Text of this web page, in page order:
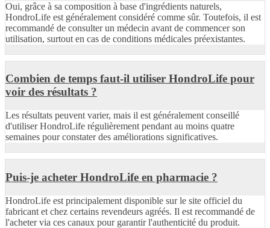
Oui, grâce à sa composition à base d'ingrédients naturels,
HondroLife est généralement considéré comme sûr. Toutefois, il est
recommandé de consulter un médecin avant de commencer son
utilisation, surtout en cas de conditions médicales préexistantes.
Combien de temps faut-il utiliser HondroLife pour
voir des résultats ?
Les résultats peuvent varier, mais il est généralement conseillé
d'utiliser HondroLife régulièrement pendant au moins quatre
semaines pour constater des améliorations significatives.
Puis-je acheter HondroLife en pharmacie ?
HondroLife est principalement disponible sur le site officiel du
fabricant et chez certains revendeurs agréés. Il est recommandé de
l'acheter via ces canaux pour garantir l'authenticité du produit.